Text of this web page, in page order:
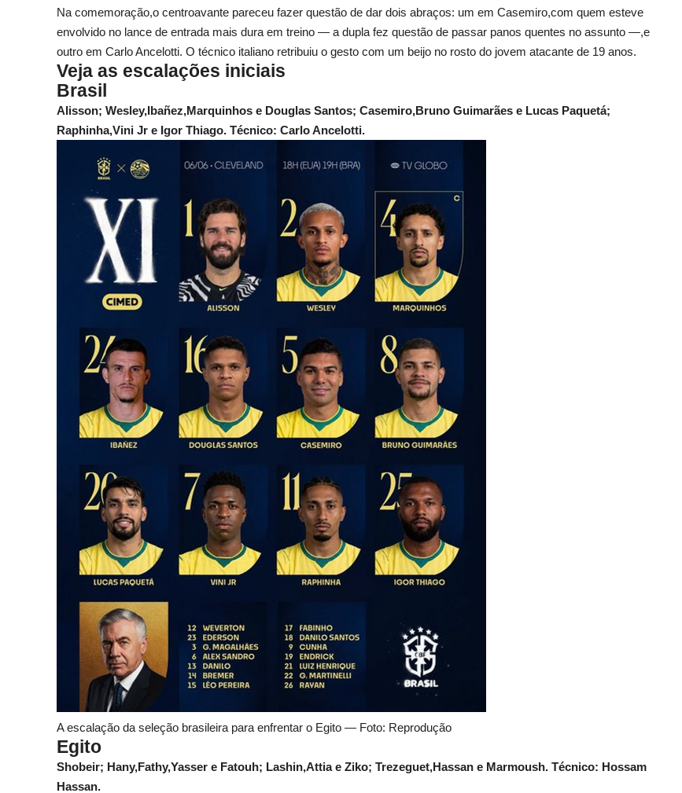
Na comemoração,o centroavante pareceu fazer questão de dar dois abraços: um em Casemiro,com quem esteve
envolvido no lance de entrada mais dura em treino — a dupla fez questão de passar panos quentes no assunto —,e
outro em Carlo Ancelotti. O técnico italiano retribuiu o gesto com um beijo no rosto do jovem atacante de 19 anos.
Veja as escalações iniciais
Brasil
Alisson; Wesley,Ibañez,Marquinhos e Douglas Santos; Casemiro,Bruno Guimarães e Lucas Paquetá;
Raphinha,Vini Jr e Igor Thiago. Técnico: Carlo Ancelotti.
A escalação da seleção brasileira para enfrentar o Egito — Foto: Reprodução
Egito
Shobeir; Hany,Fathy,Yasser e Fatouh; Lashin,Attia e Ziko; Trezeguet,Hassan e Marmoush. Técnico: Hossam
Hassan.